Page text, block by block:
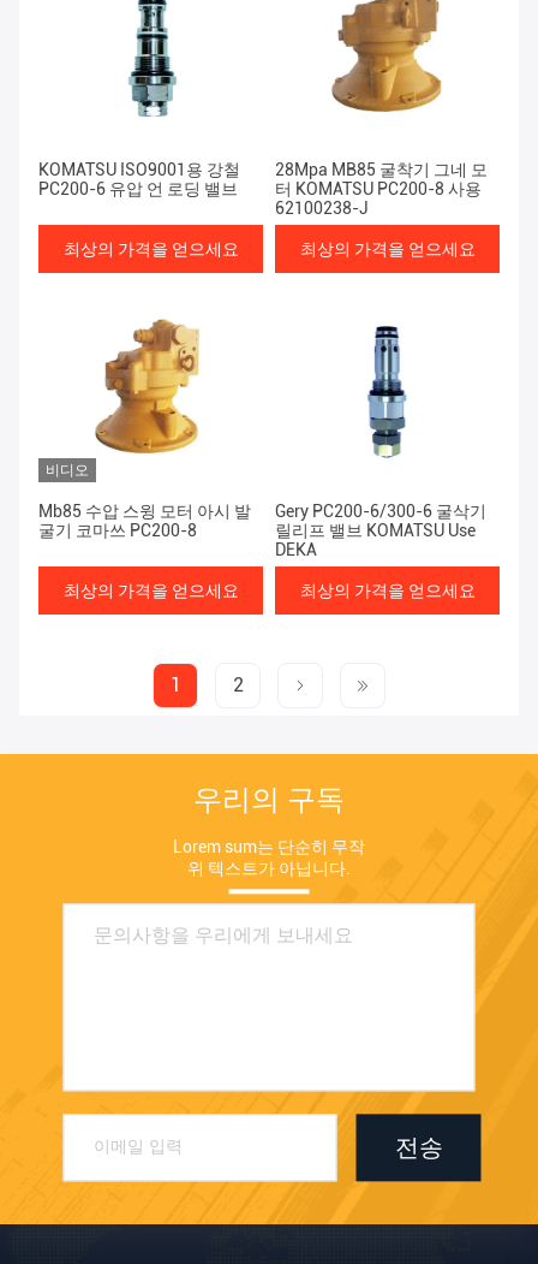
KOMATSU ISO9001용 강철
PC200-6 유압 언 로딩 밸브
최상의 가격을 얻으세요
28Mpa MB85 굴착기 그네 모
터 KOMATSU PC200-8 사용
62100238-J
최상의 가격을 얻으세요
비디오
Mb85 수압 스윙 모터 아시 발
굴기 코마쓰 PC200-8
최상의 가격을 얻으세요
Gery PC200-6/300-6 굴삭기
릴리프 밸브 KOMATSU Use
DEKA
최상의 가격을 얻으세요
1 2
우리의 구독
Lorem sum는 단순히 무작
위 텍스트가 아닙니다.
전송